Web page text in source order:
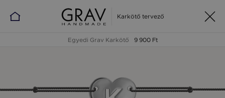
Karkötő tervező
Egyedi Grav Karkötő 9 900 Ft